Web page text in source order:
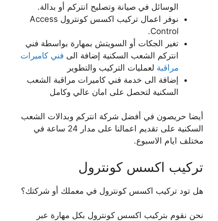
الوسائل في صيانة وتصليح انتركم أو بدالة.
نوفر اعمال تركيب اكسس كونترول Access
Control.
تغير الجكات أو السويتش بمهارة بواسطة فني
انتركم الشعب السكنية إضافة الى فني كاميرات
مراقبة لعمليات التركيب والتطوير
إضافة الى خدمة فني كاميرات مراقبة الشعب
السكنية لتحصل على امان عالي وكامل
أيضا حريصون في أفضل شركة انتركم وبدالات الشعب
السكنية على تقديم اعمالنا على مدار 24 ساعة في
مختلف ايام الاسبوع.
تركيب اكسس كونترول
هل تود تركيب اكسس كونترول في معملك أو شركتك؟
نحن نقوم بتركيب اكسس كونترول بكل مهارة عبر